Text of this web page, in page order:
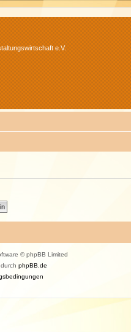
e.V.
© phpBB Limited
phpBB.de